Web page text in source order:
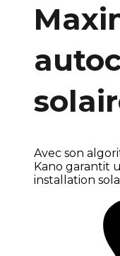
Avec son
Kano garantit
installation